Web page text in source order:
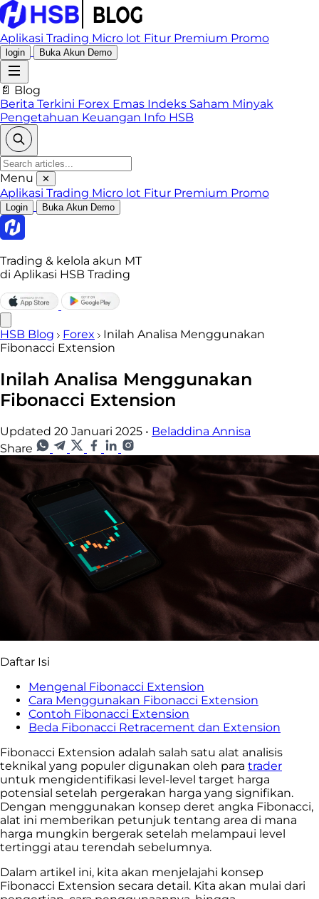
Aplikasi Trading Micro lot Fitur Premium Promo
login Buka Akun Demo
📄 Blog
Berita Terkini Forex Emas Indeks Saham Minyak
Pengetahuan Keuangan Info HSB
Menu ✕
Aplikasi Trading Micro lot Fitur Premium Promo
Login Buka Akun Demo
Trading & kelola akun MT
di Aplikasi HSB Trading
HSB Blog Forex
Inilah Analisa Menggunakan
Fibonacci Extension
Inilah Analisa Menggunakan
Fibonacci Extension
Updated 20 Januari 2025 • Beladdina Annisa
Share
Daftar Isi
Mengenal Fibonacci Extension
Cara Menggunakan Fibonacci Extension
Contoh Fibonacci Extension
Beda Fibonacci Retracement dan Extension
Fibonacci Extension adalah salah satu alat analisis
teknikal yang populer digunakan oleh para trader
untuk mengidentifikasi level-level target harga
potensial setelah pergerakan harga yang signifikan.
Dengan menggunakan konsep deret angka Fibonacci,
alat ini memberikan petunjuk tentang area di mana
harga mungkin bergerak setelah melampaui level
tertinggi atau terendah sebelumnya.
Dalam artikel ini, kita akan menjelajahi konsep
Fibonacci Extension secara detail. Kita akan mulai dari